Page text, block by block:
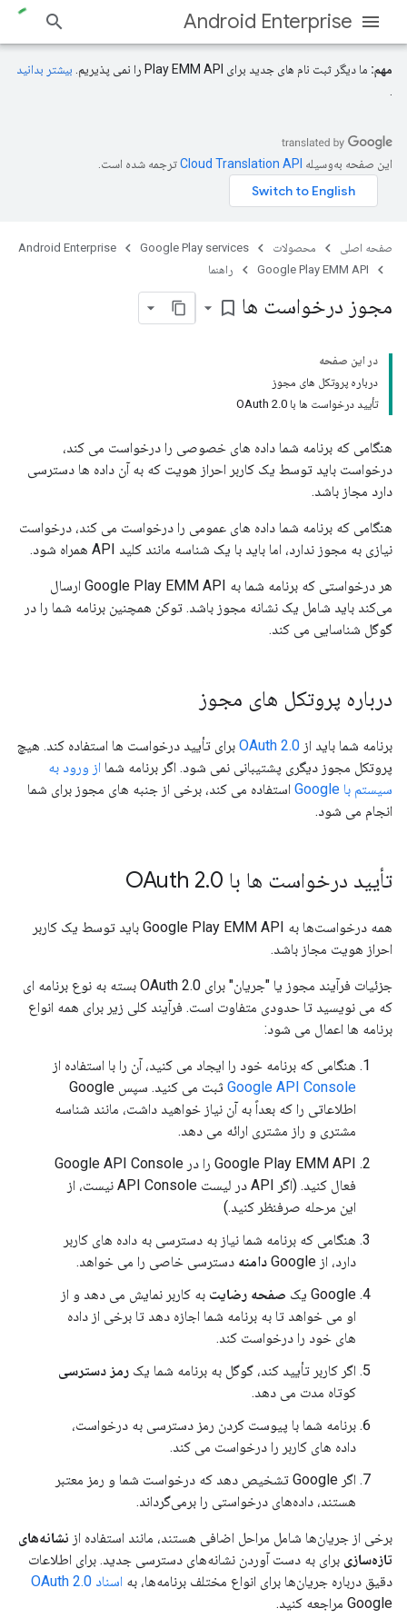
Android Enterprise
مهم: ما دیگر ثبت نام های جدید برای Play EMM API را نمی پذیریم.
بیشتر بدانید
این صفحه به‌وسیله ترجمه شده است.
صفحه اصلی محصولات Google Play services
Android Enterprise
Google Play EMM API
راهنما
مجوز درخواست ها bookmark_border
در این صفحه
درباره پروتکل های مجوز
تأیید درخواست ها با OAuth 2.0
هنگامی که برنامه شما داده های خصوصی را درخواست می کند،
درخواست باید توسط یک کاربر احراز هویت که به آن داده ها دسترسی
دارد مجاز باشد.
هنگامی که برنامه شما داده های عمومی را درخواست می کند، درخواست
نیازی به مجوز ندارد، اما باید با یک شناسه مانند کلید API همراه شود.
هر درخواستی که برنامه شما به Google Play EMM API ارسال
می‌کند باید شامل یک نشانه مجوز باشد. توکن همچنین برنامه شما را در
گوگل شناسایی می کند.
درباره پروتکل های مجوز
برنامه شما باید از OAuth 2.0 برای تأیید درخواست ها استفاده کند. هیچ
پروتکل مجوز دیگری پشتیبانی نمی شود. اگر برنامه شما از ورود به
سیستم با Google
استفاده می کند، برخی از جنبه های مجوز برای شما
انجام می شود.
تأیید درخواست ها با OAuth 2 .0
همه درخواست‌ها به Google Play EMM API باید توسط یک کاربر
احراز هویت مجاز باشد.
جزئیات فرآیند مجوز یا "جریان" برای OAuth 2.0 بسته به نوع برنامه ای
که می نویسید تا حدودی متفاوت است. فرآیند کلی زیر برای همه انواع
برنامه ها اعمال می شود:
هنگامی که برنامه خود را ایجاد می کنید، آن را با استفاده از
Google API Console
ثبت می کنید. سپس Google
اطلاعاتی را که بعداً به آن نیاز خواهید داشت، مانند شناسه
مشتری و راز مشتری ارائه می دهد.
Google Play EMM API را در Google API Console
فعال کنید. (اگر API در لیست API Console نیست، از
این مرحله صرفنظر کنید.)
هنگامی که برنامه شما نیاز به دسترسی به داده های کاربر
دارد، از Google
دامنه دسترسی خاصی را می خواهد.
Google یک
صفحه رضایت به کاربر نمایش می دهد و از
او می خواهد تا به برنامه شما اجازه دهد تا برخی از داده
های خود را درخواست کند.
اگر کاربر تأیید کند، گوگل به برنامه شما یک رمز دسترسی
کوتاه مدت می دهد.
برنامه شما با پیوست کردن رمز دسترسی به درخواست،
داده های کاربر را درخواست می کند.
اگر Google تشخیص دهد که درخواست شما و رمز معتبر
هستند، داده‌های درخواستی را برمی‌گرداند.
برخی از جریان‌ها شامل مراحل اضافی هستند، مانند استفاده از نشانه‌های
تازه‌سازی برای به دست آوردن نشانه‌های دسترسی جدید. برای اطلاعات
دقیق درباره جریان‌ها برای انواع مختلف برنامه‌ها، به اسناد OAuth 2.0
Google مراجعه کنید.